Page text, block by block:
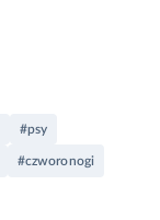
#psy
#czworonogi